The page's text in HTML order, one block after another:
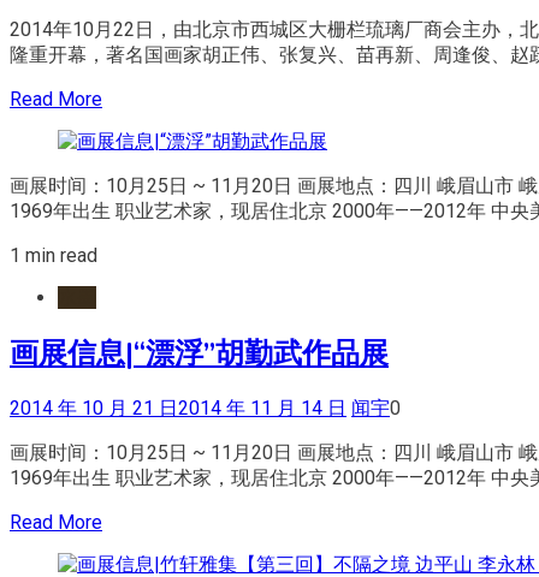
2014年10月22日，由北京市西城区大栅栏琉璃厂商会主办，
隆重开幕，著名国画家胡正伟、张复兴、苗再新、周逢俊、
Read More
画展时间：10月25日 ~ 11月20日 画展地点：四川 峨眉山市
1969年出生 职业艺术家，现居住北京 2000年——2012年 中
1 min read
画展信息|“漂浮”胡勤武作品展
2014 年 10 月 21 日 2014 年 11 月 14 日 闻宇0
画展时间：10月25日 ~ 11月20日 画展地点：四川 峨眉山市
1969年出生 职业艺术家，现居住北京 2000年——2012年 中
Read More